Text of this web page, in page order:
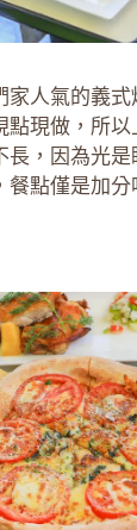
家人氣的義
點現做，所以
長，因為光
餐點僅是加分